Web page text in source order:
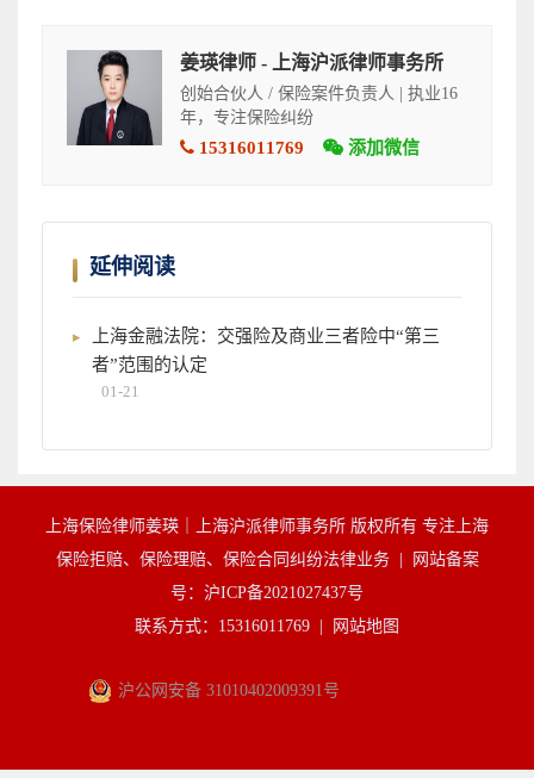
姜瑛律师 - 上海沪派律师事务所
创始合伙人 / 保险案件负责人 | 执业16
年，专注保险纠纷
15316011769 添加微信
延伸阅读
上海金融法院：交强险及商业三者险中“第三
者”范围的认定
01-21
上海保险律师姜瑛｜上海沪派律师事务所 版权所有 专注上海
保险拒赔、保险理赔、保险合同纠纷法律业务 |
网站备案
号：沪ICP备2021027437号
联系方式：15316011769 |
网站地图
沪公网安备 31010402009391号